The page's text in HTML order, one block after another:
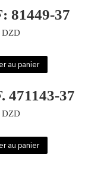
81449-37
DZD
au panier
471143-37
DZD
au panier